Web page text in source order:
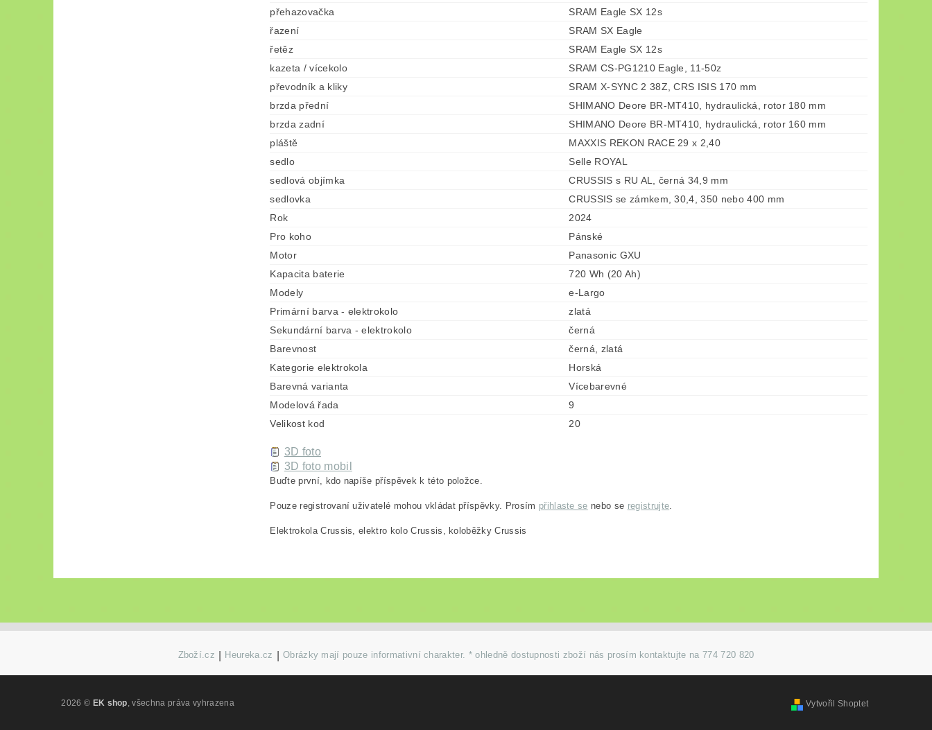
přehazovačka
SRAM Eagle SX 12s
řazení
SRAM SX Eagle
řetěz
SRAM Eagle SX 12s
kazeta / vícekolo
SRAM CS-PG1210 Eagle, 11-50z
převodník a kliky
SRAM X-SYNC 2 38Z, CRS ISIS 170 mm
brzda přední
SHIMANO Deore BR-MT410, hydraulická, rotor 180 mm
brzda zadní
SHIMANO Deore BR-MT410, hydraulická, rotor 160 mm
pláště
MAXXIS REKON RACE 29 x 2,40
sedlo
Selle ROYAL
sedlová objímka
CRUSSIS s RU AL, černá 34,9 mm
sedlovka
CRUSSIS se zámkem, 30,4, 350 nebo 400 mm
Rok
2024
Pro koho
Pánské
Motor
Panasonic GXU
Kapacita baterie
720 Wh (20 Ah)
Modely
e-Largo
Primární barva - elektrokolo
zlatá
Sekundární barva - elektrokolo
černá
Barevnost
černá, zlatá
Kategorie elektrokola
Horská
Barevná varianta
Vícebarevné
Modelová řada
9
Velikost kod
20
3D foto
3D foto mobil
Buďte první, kdo napíše příspěvek k této položce.
Pouze registrovaní uživatelé mohou vkládat příspěvky. Prosím přihlaste se nebo se registrujte.
Elektrokola Crussis, elektro kolo Crussis, koloběžky Crussis
Zboží.cz Heureka.cz Obrázky mají pouze informativní charakter. * ohledně dostupnosti zboží nás prosím kontaktujte na 774 720 820
2026 © EK shop, všechna práva vyhrazena Vytvořil Shoptet